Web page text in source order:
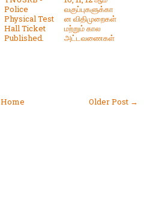
Police
Physical Test
Hall Ticket
Published.
வகுப்புகளுக்கா
ன விதிமுறைகள்
மற்றும் கால
அட்டவணைகள்
Older Post →
Home